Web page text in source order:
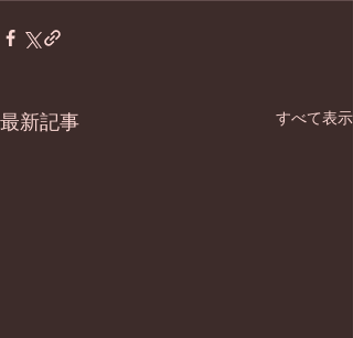
最新記事 すべて表示